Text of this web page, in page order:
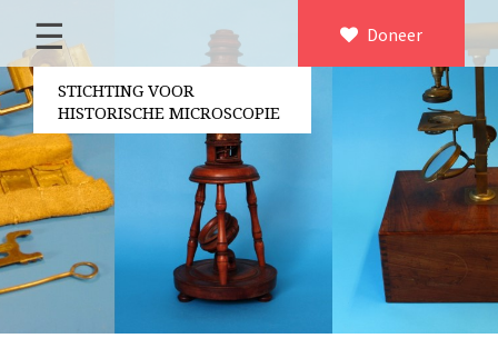
×
Home
Over ons
Contact
Bestuur
Vrijwilligers
Partners
Jaarverslagen
Microscopen
Doneer
☰
STICHTING VOOR
HISTORISCHE MICROSCOPIE